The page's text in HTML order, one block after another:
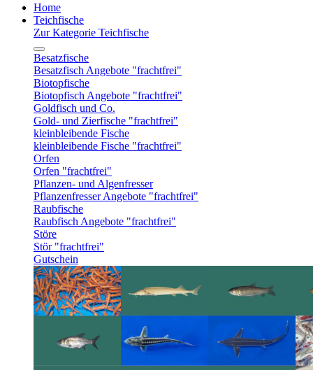
Home
Teichfische
Zur Kategorie Teichfische
Besatzfische
Besatzfisch Angebote "frachtfrei"
Biotopfische
Biotopfisch Angebote "frachtfrei"
Goldfisch und Co.
Gold- und Zierfische "frachtfrei"
kleinbleibende Fische
kleinbleibende Fische "frachtfrei"
Orfen
Orfen "frachtfrei"
Pflanzen- und Algenfresser
Pflanzenfresser Angebote "frachtfrei"
Raubfische
Raubfisch Angebote "frachtfrei"
Störe
Stör "frachtfrei"
Gutschein